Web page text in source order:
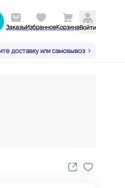
ЗаказыИзбранноеКорзинаВойти
доставку или самовывоз